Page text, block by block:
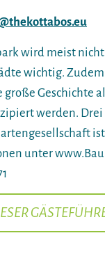
wird meist
wichtig.
Geschichte
werden.
unter